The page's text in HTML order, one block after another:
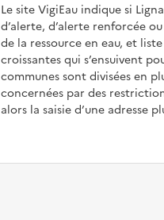
Le site VigiEau indique si
d’alerte, d’alerte renforcée
de la ressource en eau, et
croissantes qui s’ensuivent
communes sont divisées en
concernées par des
alors la saisie d’une adresse